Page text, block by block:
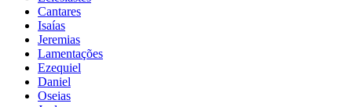
Cantares
Isaías
Jeremias
Lamentações
Ezequiel
Daniel
Oseias